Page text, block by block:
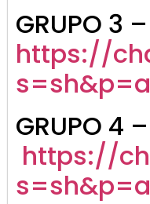
GRUPO 3
https://
GRUPO 4 –
https://